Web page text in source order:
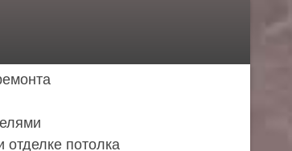
отделке потолка